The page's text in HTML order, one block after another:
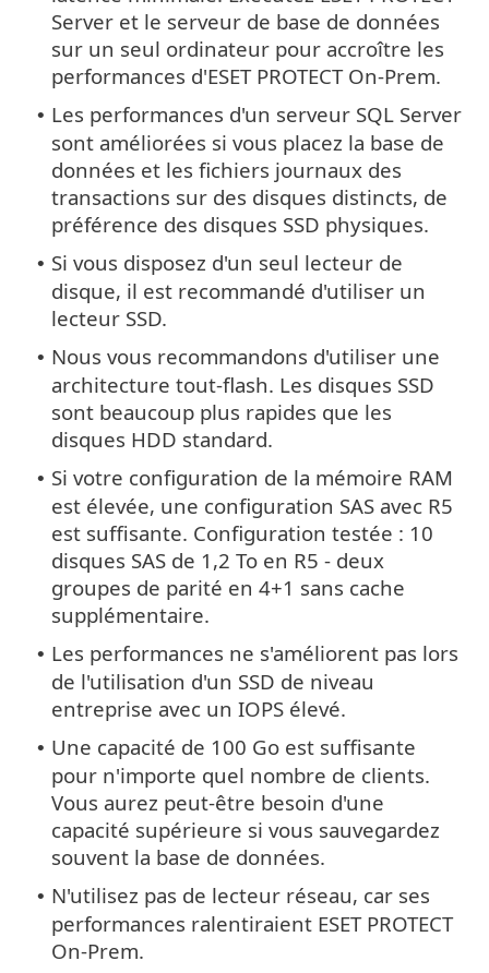
Server et le serveur de base de données
sur un seul ordinateur pour accroître les
performances d'ESET PROTECT On-Prem.
• Les performances d'un serveur SQL Server
sont améliorées si vous placez la base de
données et les fichiers journaux des
transactions sur des disques distincts, de
préférence des disques SSD physiques.
• Si vous disposez d'un seul lecteur de
disque, il est recommandé d'utiliser un
lecteur SSD.
• Nous vous recommandons d'utiliser une
architecture tout-flash. Les disques SSD
sont beaucoup plus rapides que les
disques HDD standard.
• Si votre configuration de la mémoire RAM
est élevée, une configuration SAS avec R5
est suffisante. Configuration testée : 10
disques SAS de 1,2 To en R5 - deux
groupes de parité en 4+1 sans cache
supplémentaire.
• Les performances ne s'améliorent pas lors
de l'utilisation d'un SSD de niveau
entreprise avec un IOPS élevé.
• Une capacité de 100 Go est suffisante
pour n'importe quel nombre de clients.
Vous aurez peut-être besoin d'une
capacité supérieure si vous sauvegardez
souvent la base de données.
• N'utilisez pas de lecteur réseau, car ses
performances ralentiraient ESET PROTECT
On-Prem.